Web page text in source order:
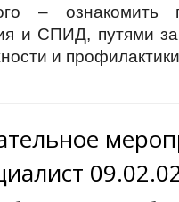
– ознакомить
и СПИД, путями
и